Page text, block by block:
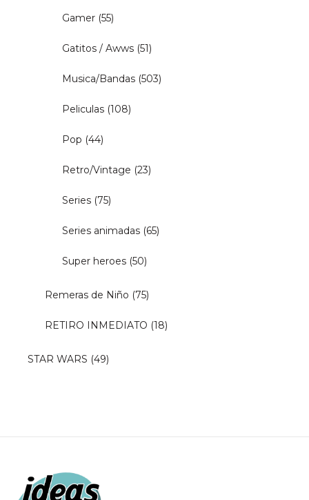
Gamer (55)
Gatitos / Awws (51)
Musica/Bandas (503)
Peliculas (108)
Pop (44)
Retro/Vintage (23)
Series (75)
Series animadas (65)
Super heroes (50)
Remeras de Niño (75)
RETIRO INMEDIATO (18)
STAR WARS (49)